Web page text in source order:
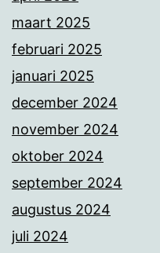
maart 2025
februari 2025
januari 2025
december 2024
november 2024
oktober 2024
september 2024
augustus 2024
juli 2024